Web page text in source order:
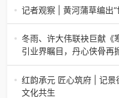
仙学院”很多人问我，现
么三合盛的“认养一头
记者观察 | 黄河蒲草编出“
记者观察 | 黄河蒲草编出
根逆袭”路济南电（记者
的蒲草，能走多
冬雨、许大伟联袂巨献《
引业界瞩目，丹心侠骨再
【新书首发】冬雨、许大
市！未发先火引业界瞩目
可）近日，备受业界与读
红韵承元 匠心筑府 | 记景
文化共生